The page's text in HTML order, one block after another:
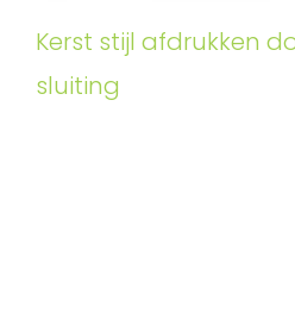
Kerst stijl afdrukken
sluiting